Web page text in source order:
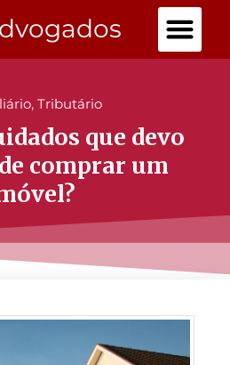
, Tributário
que devo
comprar um